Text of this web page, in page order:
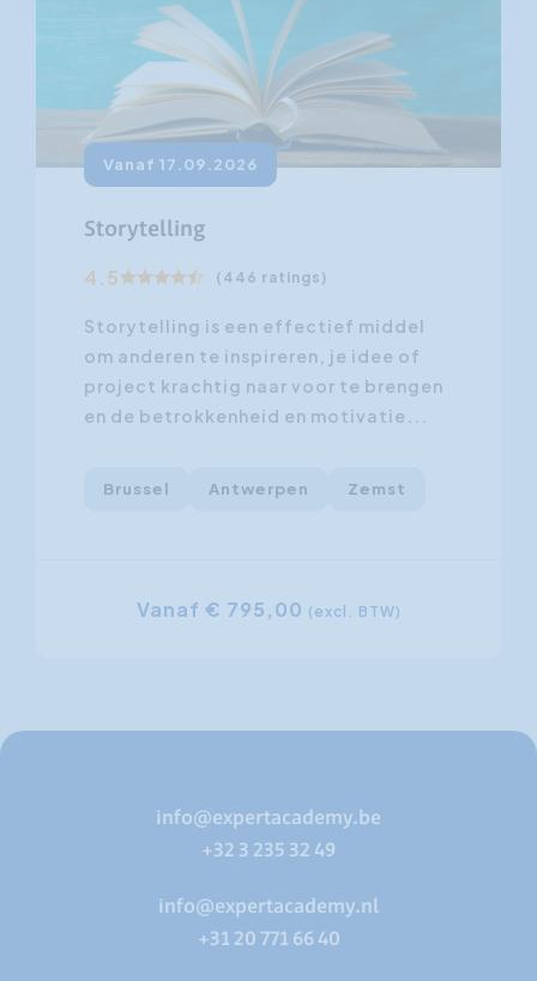
Vanaf 17.09.2026
Storytelling
4.5 (446 ratings)
Storytelling is een effectief middel
om anderen te inspireren, je idee of
project krachtig naar voor te brengen
en de betrokkenheid en motivatie...
Brussel Antwerpen Zemst
Vanaf € 795,00 (excl. BTW)
info@expertacademy.be
+32 3 235 32 49
info@expertacademy.nl
+31 20 771 66 40